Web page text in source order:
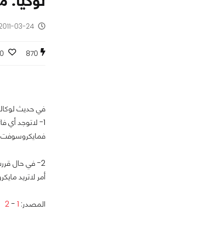
2011-03-24 - منذ 15
870
0
في حديث
1- لاتوجد أي فائدة إستراتجية من هذه الخطوة لمايكروسفت
فمايكروسوفت
2- في حال
أمر لاتريد
المصدر: -